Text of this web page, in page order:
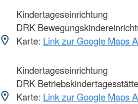
Kindertageseinrichtung
DRK
Karte: Link zur Google Maps
Kindertageseinrichtung
DRK
Karte: Link zur Google Maps